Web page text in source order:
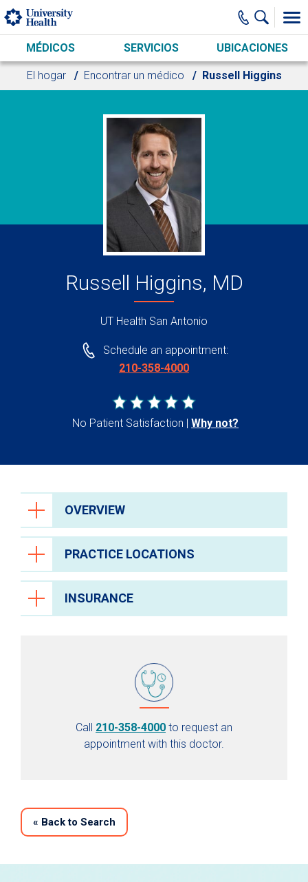
Skip to main content
MÉDICOS SERVICIOS UBICACIONES
El hogar Encontrar un médico Russell Higgins
Russell Higgins, MD
UT Health San Antonio
Schedule an appointment:
210-358-4000
No Patient Satisfaction Why not?
OVERVIEW
PRACTICE LOCATIONS
INSURANCE
Call 210-358-4000 to request an
appointment with this doctor.
« Back to Search